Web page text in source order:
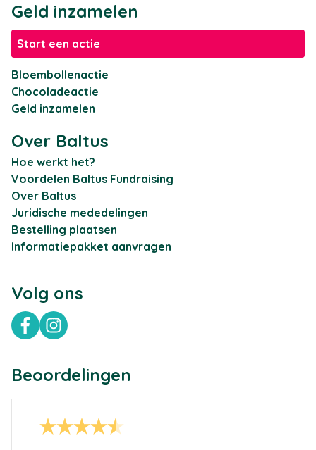
Geld inzamelen
Start een actie
Bloembollenactie
Chocoladeactie
Geld inzamelen
Over Baltus
Hoe werkt het?
Voordelen Baltus Fundraising
Over Baltus
Juridische mededelingen
Bestelling plaatsen
Informatiepakket aanvragen
Volg ons
FacebookInstagram
Beoordelingen